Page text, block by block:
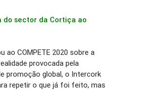
do sector da Cortiça ao
ao COMPETE 2020 sobre a
provocada pela
promoção global, o Intercork
repetir o que já foi feito, mas